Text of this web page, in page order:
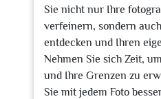
Sie nicht nur Ihre
verfeinern, sondern
entdecken und Ihren
Nehmen Sie sich Zeit,
und Ihre Grenzen zu
Sie mit jedem Foto